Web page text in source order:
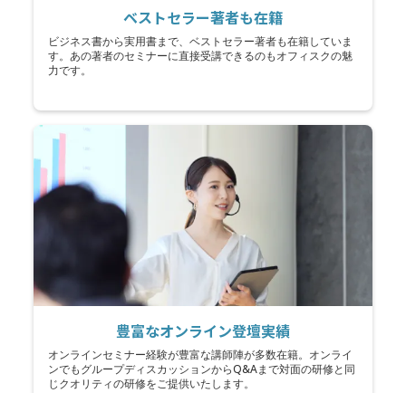
ベストセラー著者も在籍
ビジネス書から実用書まで、ベストセラー著者も在籍していま
す。あの著者のセミナーに直接受講できるのもオフィスクの魅
力です。
豊富なオンライン登壇実績
オンラインセミナー経験が豊富な講師陣が多数在籍。オンライ
ンでもグループディスカッションからQ&Aまで対面の研修と同
じクオリティの研修をご提供いたします。